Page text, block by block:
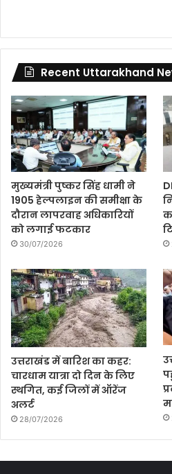
Recent Uttarakhand
मुख्यमंत्री पुष्कर सिंह धामी ने
1905 हेल्पलाइन की समीक्षा के
दौरान लापरवाह अधिकारियों
को लगाई फटकार
30/07/2026
उत्तराखंड में बारिश का कहर:
चारधाम यात्रा दो दिन के लिए
स्थगित, कई जिलों में ऑरेंज
अलर्ट
28/07/2026